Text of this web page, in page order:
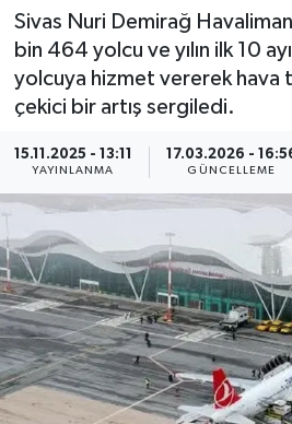
Sivas Nuri Demirağ
bin 464 yolcu ve yılın ilk 10
yolcuya hizmet vererek hava
çekici bir artış sergiledi.
15.11.2025 - 13:11
YAYINLANMA
17.03.2026 -
GÜNCELLEME
MAGAZİN
ÖZEL HABER
RESMİ İLANLAR
SAĞLIK
SİYASET
SOSYAL YARDIMLAR
SPONSORLU YAZI
SPOR